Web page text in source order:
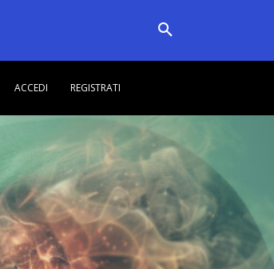
ACCEDI REGISTRATI